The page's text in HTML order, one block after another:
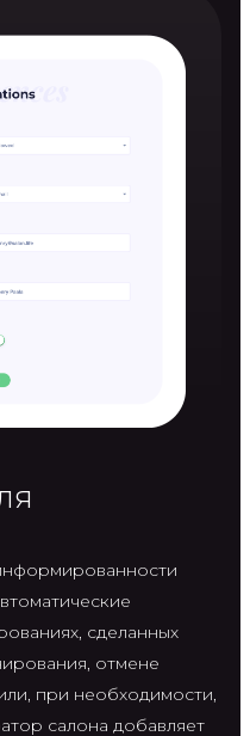
сделанных
отмене
при необходимости,
салона добавляет